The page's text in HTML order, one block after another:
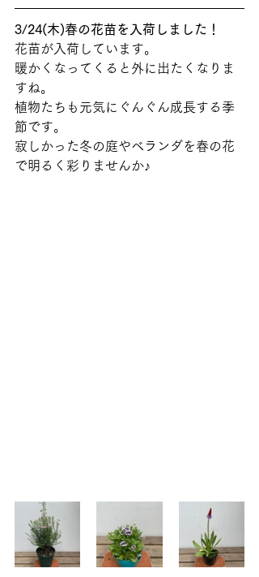
3/24(木)春の花苗を入荷しました！
花苗が入荷しています。
暖かくなってくると外に出たくなりま
すね。
植物たちも元気にぐんぐん成長する季
節です。
寂しかった冬の庭やベランダを春の花
で明るく彩りませんか♪